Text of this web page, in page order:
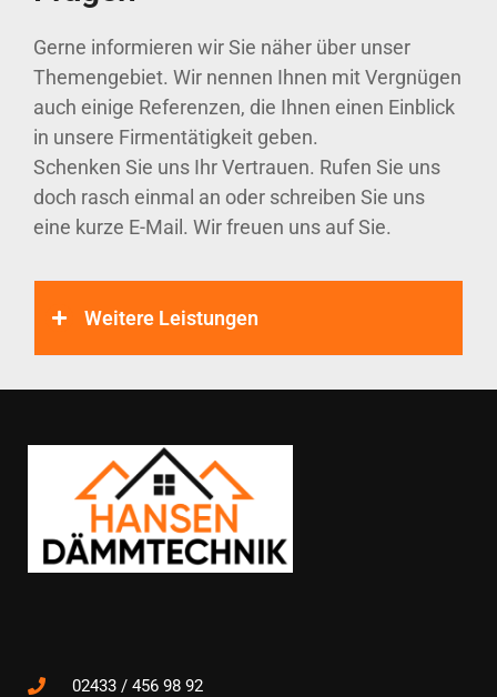
Gerne informieren wir Sie näher über unser
Themengebiet. Wir nennen Ihnen mit Vergnügen
auch einige Referenzen, die Ihnen einen Einblick
in unsere Firmentätigkeit geben.
Schenken Sie uns Ihr Vertrauen. Rufen Sie uns
doch rasch einmal an oder schreiben Sie uns
eine kurze E-Mail. Wir freuen uns auf Sie.
Weitere Leistungen
02433 / 456 98 92